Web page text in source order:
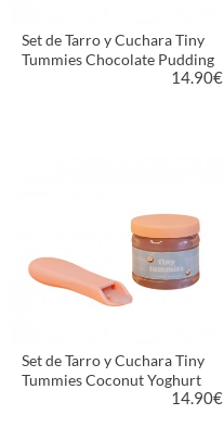
Set de Tarro y Cuchara Tiny
Tummies Chocolate Pudding
14.90€
Set de Tarro y Cuchara Tiny
Tummies Coconut Yoghurt
14.90€